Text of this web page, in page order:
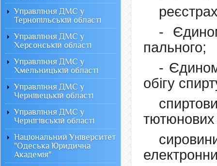
-
пального;
-
обігу
тютюнових
Управління ДМС у
Тернопільській області
Управління ДМС у
Херсонській області
Управління ДМС у
Хмельницькій області
Управління ДМС у
Чернівецькій області
Управління ДМС у
Чернігівській області
Національний Університет
"Одеська Юридична
Академія"